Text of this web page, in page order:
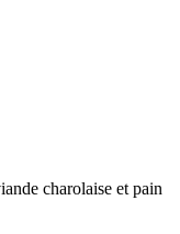
charolaise et pain